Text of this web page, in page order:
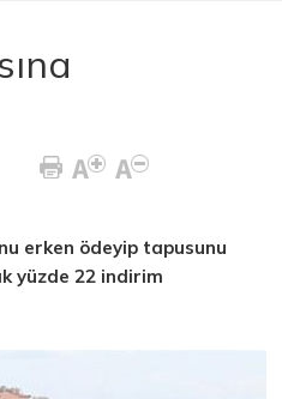
erken ödeyip tapusunu
yüzde 22 indirim